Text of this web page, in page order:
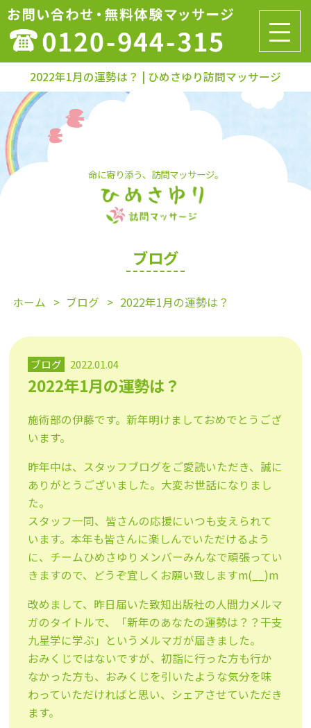
2022年1月の運勢は？ | ひめさゆり訪問マッサージ
命に寄り添う、訪問マッサージ。
ブログ
ホーム ブログ 2022年1月の運勢は？
ブログ 2022.01.04
2022年1月の運勢は？
施術部の伊藤です。新年明けましておめでとうござ
います。
昨年中は、スタッフブログをご愛読いただき、誠に
ありがとうございました。大変お世話になりまし
た。
スタッフ一同、皆さんの応援にいつも支えられて
います。本年も皆さんに楽しんでいただけるよう
に、チームひめさゆりメンバーみんなで頑張ってい
きますので、どうぞ宜しくお願い致しますm(__)m
改めまして、昨日届いた致知出版社の人間力メルマ
ガのタイトルで、「新年のあなたの運勢は？？――干支
九星学に学ぶ」というメルマガが届きました。
おみくじではないですが、初詣に行った方も行か
なかった方も、おみくじを引いたような気分を味
わっていただければと思い、シェアさせていただき
ます。